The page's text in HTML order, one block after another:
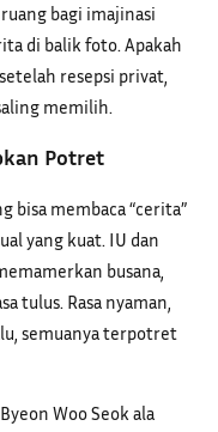
bagi imajinasi
di balik foto. Apakah
resepsi privat,
memilih.
Potret
bisa membaca “cerita”
yang kuat. IU dan
busana,
tulus. Rasa nyaman,
semuanya terpotret
Woo Seok ala